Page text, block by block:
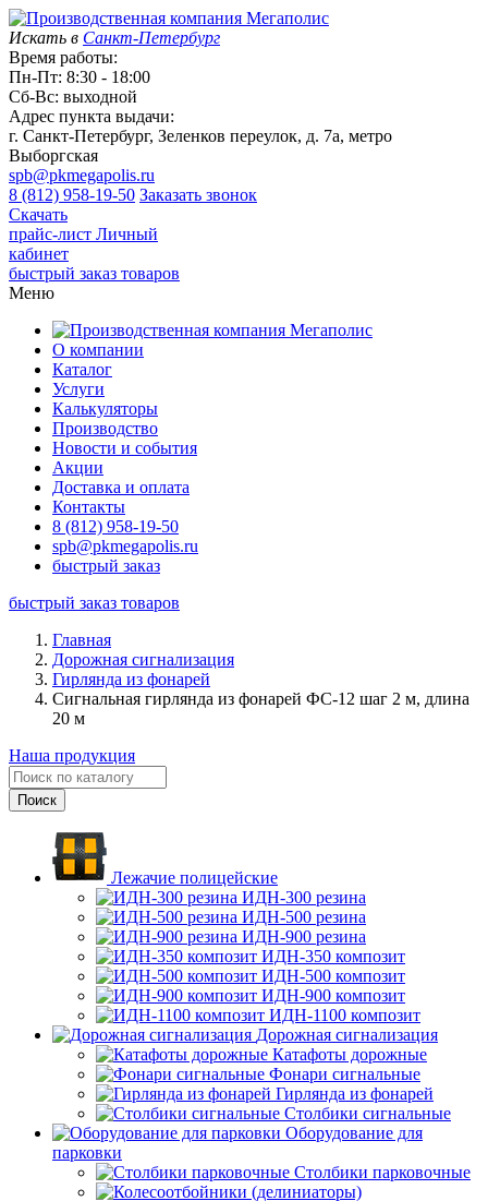
Искать в Санкт-Петербург
Время работы:
Пн-Пт: 8:30 - 18:00
Сб-Вс: выходной
Адрес пункта выдачи:
г. Санкт-Петербург, Зеленков переулок, д. 7а, метро
Выборгская
spb@pkmegapolis.ru
8 (812) 958-19-50 Заказать звонок
Скачать
прайс-лист Личный
кабинет
быстрый заказ товаров
Меню
О компании
Каталог
Услуги
Калькуляторы
Производство
Новости и события
Акции
Доставка и оплата
Контакты
8 (812) 958-19-50
spb@pkmegapolis.ru
быстрый заказ
быстрый заказ товаров
Главная
Дорожная сигнализация
Гирлянда из фонарей
Сигнальная гирлянда из фонарей ФС-12 шаг 2 м, длина
20 м
Наша продукция
Лежачие полицейские
ИДН-300 резина
ИДН-500 резина
ИДН-900 резина
ИДН-350 композит
ИДН-500 композит
ИДН-900 композит
ИДН-1100 композит
Дорожная сигнализация
Катафоты дорожные
Фонари сигнальные
Гирлянда из фонарей
Столбики сигнальные
Оборудование для
парковки
Столбики парковочные